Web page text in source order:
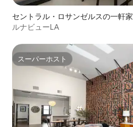
セントラル・ロサンゼルスの一軒家
ルナビューLA
スーパーホスト
スーパーホスト